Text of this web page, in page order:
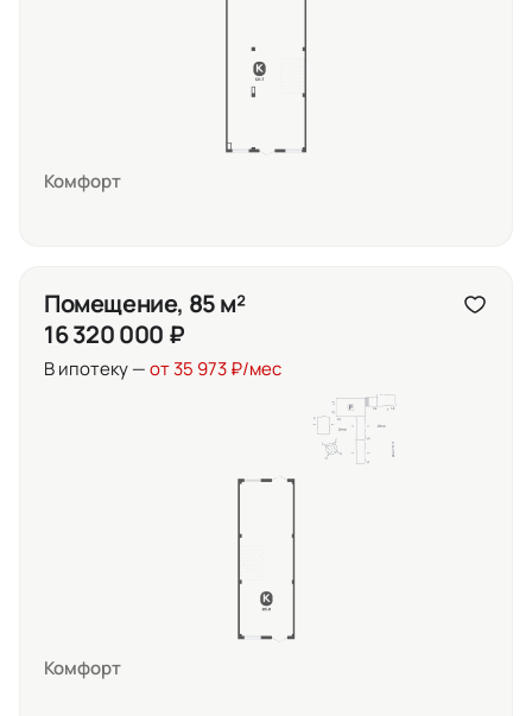
Комфорт
Помещение, 85 м²
16 320 000 ₽
В ипотеку —от 35 973 ₽/мес
Комфорт